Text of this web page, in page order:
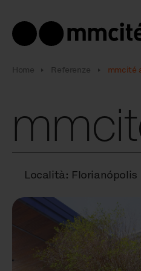
Home Referenze mmcité
Località: Florianópolis